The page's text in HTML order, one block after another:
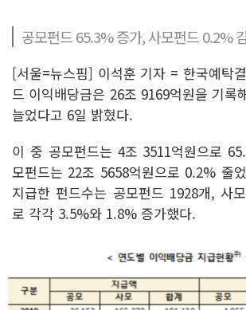
공모펀드 65.3% 증가, 사모펀드 0.2%
[서울=뉴스핌] 이석훈 기자 = 한국예탁
드 이익배당금은 26조 9169억원을 기록
늘었다고 6일 밝혔다.
이 중 공모펀드는 4조 3511억원으로
모펀드는 22조 5658억원으로 0.2% 줄
지급한 펀드수는 공모펀드 1928개, 사
로 각각 3.5%와 1.8% 증가했다.